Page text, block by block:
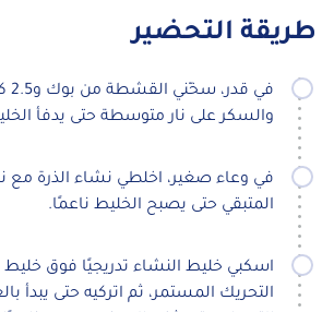
طريقة التحضير
والسكر على نار متوسطة حتى يدفأ
في وعاء صغير، اخلطي نشاء الذرة
المتبقي حتى يصبح الخليط ناعمًا.
اسكبي خليط النشاء تدريجيًا فوق
التحريك المستمر، ثم اتركيه حتى يبدأ